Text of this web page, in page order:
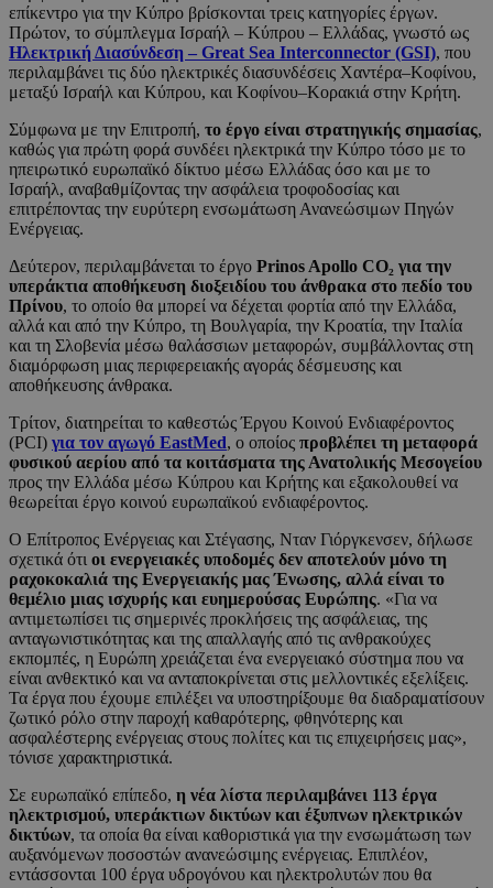
επίκεντρο για την Κύπρο βρίσκονται τρεις κατηγορίες έργων.
Πρώτον, το σύμπλεγμα Ισραήλ – Κύπρου – Ελλάδας, γνωστό ως
Ηλεκτρική Διασύνδεση – Great Sea Interconnector (GSI), που
περιλαμβάνει τις δύο ηλεκτρικές διασυνδέσεις Χαντέρα–Κοφίνου,
μεταξύ Ισραήλ και Κύπρου, και Κοφίνου–Κορακιά στην Κρήτη.
Σύμφωνα με την Επιτροπή, το έργο είναι στρατηγικής σημασίας,
καθώς για πρώτη φορά συνδέει ηλεκτρικά την Κύπρο τόσο με το
ηπειρωτικό ευρωπαϊκό δίκτυο μέσω Ελλάδας όσο και με το
Ισραήλ, αναβαθμίζοντας την ασφάλεια τροφοδοσίας και
επιτρέποντας την ευρύτερη ενσωμάτωση Ανανεώσιμων Πηγών
Ενέργειας.
Δεύτερον, περιλαμβάνεται το έργο Prinos Apollo CO₂ για την
υπεράκτια αποθήκευση διοξειδίου του άνθρακα στο πεδίο του
Πρίνου, το οποίο θα μπορεί να δέχεται φορτία από την Ελλάδα,
αλλά και από την Κύπρο, τη Βουλγαρία, την Κροατία, την Ιταλία
και τη Σλοβενία μέσω θαλάσσιων μεταφορών, συμβάλλοντας στη
διαμόρφωση μιας περιφερειακής αγοράς δέσμευσης και
αποθήκευσης άνθρακα.
Τρίτον, διατηρείται το καθεστώς Έργου Κοινού Ενδιαφέροντος
(PCI) για τον αγωγό EastMed, ο οποίος προβλέπει τη μεταφορά
φυσικού αερίου από τα κοιτάσματα της Ανατολικής Μεσογείου
προς την Ελλάδα μέσω Κύπρου και Κρήτης και εξακολουθεί να
θεωρείται έργο κοινού ευρωπαϊκού ενδιαφέροντος.
Ο Επίτροπος Ενέργειας και Στέγασης, Νταν Γιόργκενσεν, δήλωσε
σχετικά ότι οι ενεργειακές υποδομές δεν αποτελούν μόνο τη
ραχοκοκαλιά της Ενεργειακής μας Ένωσης, αλλά είναι το
θεμέλιο μιας ισχυρής και ευημερούσας Ευρώπης. «Για να
αντιμετωπίσει τις σημερινές προκλήσεις της ασφάλειας, της
ανταγωνιστικότητας και της απαλλαγής από τις ανθρακούχες
εκπομπές, η Ευρώπη χρειάζεται ένα ενεργειακό σύστημα που να
είναι ανθεκτικό και να ανταποκρίνεται στις μελλοντικές εξελίξεις.
Τα έργα που έχουμε επιλέξει να υποστηρίξουμε θα διαδραματίσουν
ζωτικό ρόλο στην παροχή καθαρότερης, φθηνότερης και
ασφαλέστερης ενέργειας στους πολίτες και τις επιχειρήσεις μας»,
τόνισε χαρακτηριστικά.
Σε ευρωπαϊκό επίπεδο, η νέα λίστα περιλαμβάνει 113 έργα
ηλεκτρισμού, υπεράκτιων δικτύων και έξυπνων ηλεκτρικών
δικτύων, τα οποία θα είναι καθοριστικά για την ενσωμάτωση των
αυξανόμενων ποσοστών ανανεώσιμης ενέργειας. Επιπλέον,
εντάσσονται 100 έργα υδρογόνου και ηλεκτρολυτών που θα